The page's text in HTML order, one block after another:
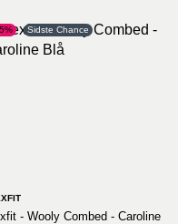
Sidste Chance
- Wooly Combed - Caroline